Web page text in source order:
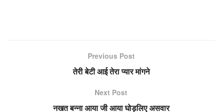
Previous Post
तेरी बेटी आई तेरा प्यार मांगने
Next Post
नखत बन्ना आया जी आया घोड़लिए असवार